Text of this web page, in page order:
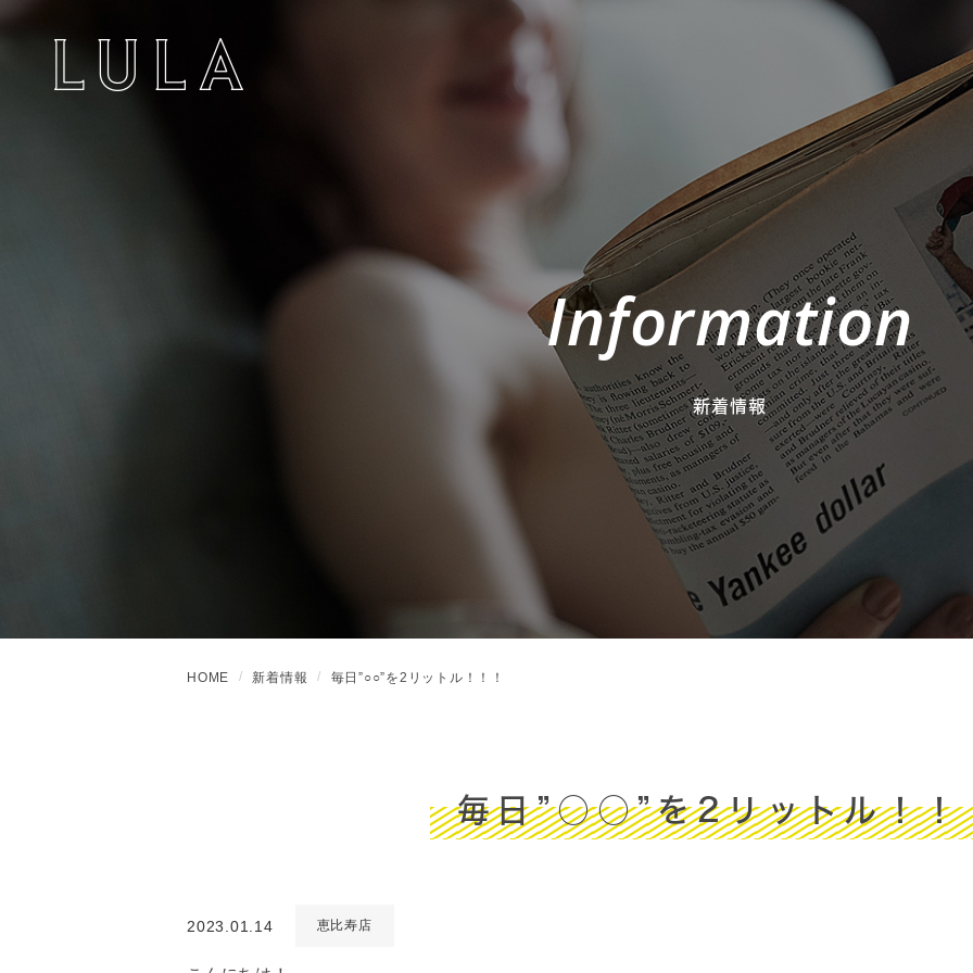
Information
新着情報
HOME 新着情報 毎日”○○”を2リットル！！！
毎日”○○”を2リットル！！
2023.01.14 恵比寿店